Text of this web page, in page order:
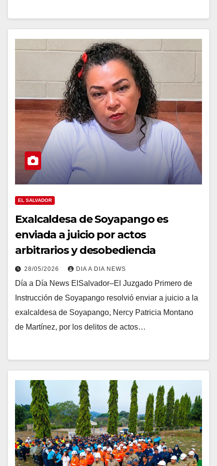
EL SALVADOR
Exalcaldesa de Soyapango es
enviada a juicio por actos
arbitrarios y desobediencia
28/05/2026 DIA A DIA NEWS
Día a Día News ElSalvador–El Juzgado Primero de
Instrucción de Soyapango resolvió enviar a juicio a la
exalcaldesa de Soyapango, Nercy Patricia Montano
de Martínez, por los delitos de actos…